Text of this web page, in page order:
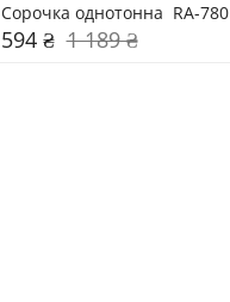
Сорочка однотонна  RA-780
594 ₴ 1 189 ₴